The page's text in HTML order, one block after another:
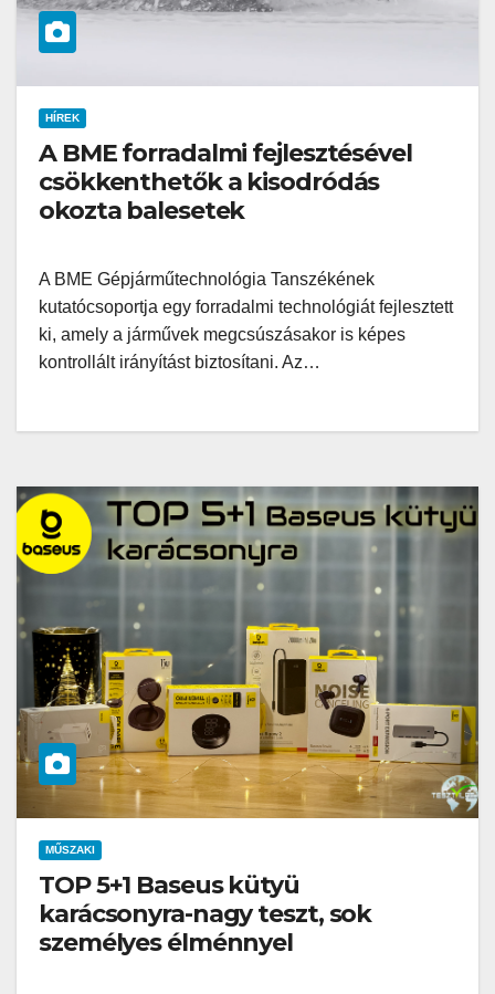
HÍREK
A BME forradalmi fejlesztésével
csökkenthetők a kisodródás
okozta balesetek
A BME Gépjárműtechnológia Tanszékének
kutatócsoportja egy forradalmi technológiát fejlesztett
ki, amely a járművek megcsúszásakor is képes
kontrollált irányítást biztosítani. Az…
MŰSZAKI
TOP 5+1 Baseus kütyü
karácsonyra-nagy teszt, sok
személyes élménnyel